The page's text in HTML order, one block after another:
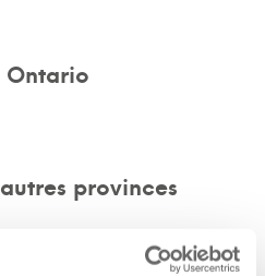
Ontario
provinces